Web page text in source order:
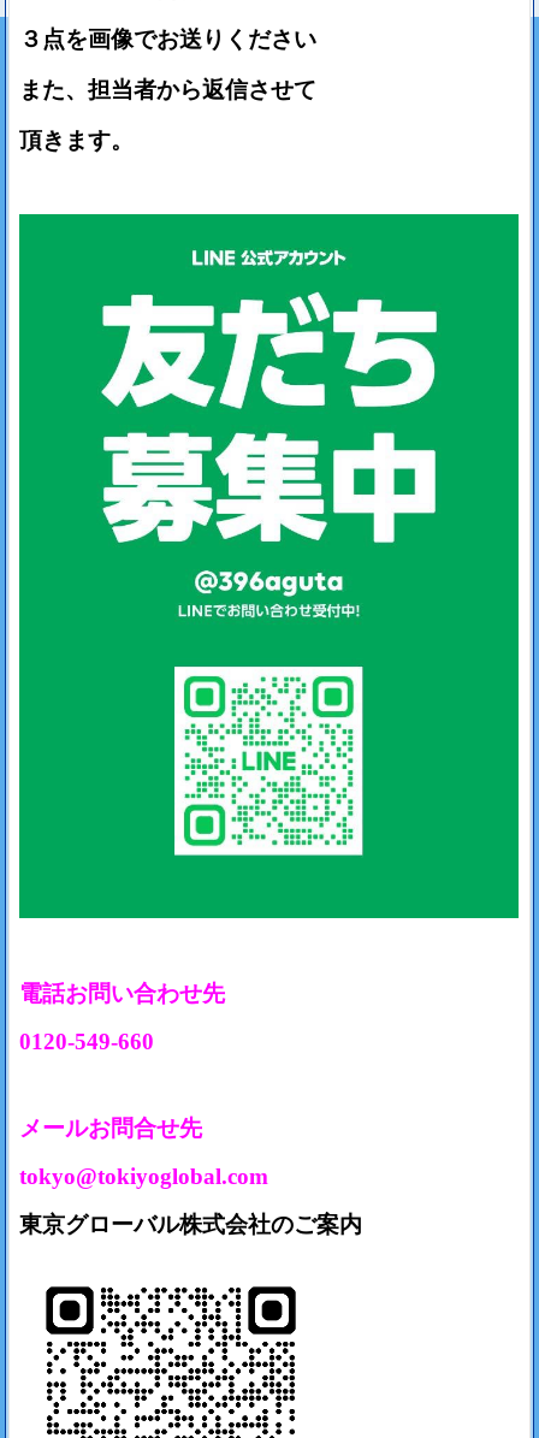
３点を画像でお送りください
また、担当者から返信させて
頂きます。
電話お問い合わせ先
0120-549-660
メールお問合せ先
tokyo@tokiyoglobal.com
東京グローバル株式会社のご案内